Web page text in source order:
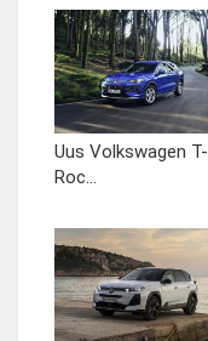
Uus Volkswagen T-
Roc...